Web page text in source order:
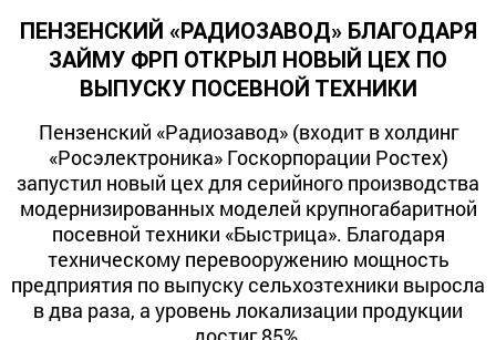
ПЕНЗЕНСКИЙ «РАДИОЗАВОД» БЛАГОДАРЯ
ЗАЙМУ ФРП ОТКРЫЛ НОВЫЙ ЦЕХ ПО
ВЫПУСКУ ПОСЕВНОЙ ТЕХНИКИ
Пензенский «Радиозавод» (входит в холдинг
«Росэлектроника» Госкорпорации Ростех)
запустил новый цех для серийного производства
модернизированных моделей крупногабаритной
посевной техники «Быстрица». Благодаря
техническому перевооружению мощность
предприятия по выпуску сельхозтехники выросла
в два раза, а уровень локализации продукции